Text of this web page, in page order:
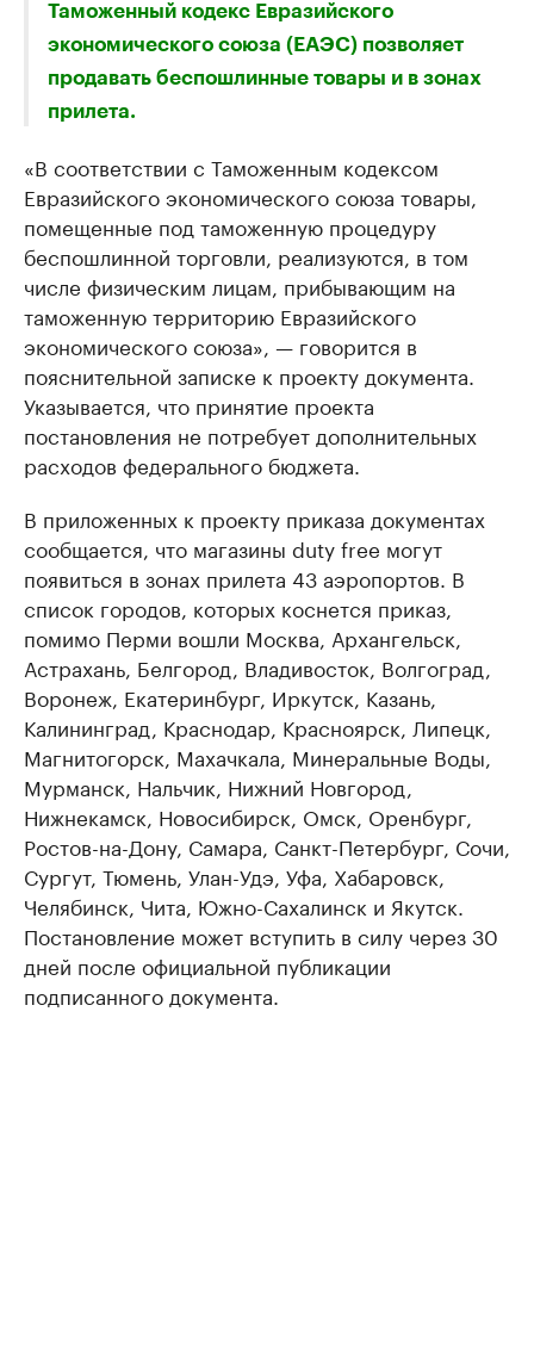
Таможенный кодекс Евразийского
экономического союза (ЕАЭС) позволяет
продавать беспошлинные товары и в зонах
прилета.
«В соответствии с Таможенным кодексом
Евразийского экономического союза товары,
помещенные под таможенную процедуру
беспошлинной торговли, реализуются, в том
числе физическим лицам, прибывающим на
таможенную территорию Евразийского
экономического союза», — говорится в
пояснительной записке к проекту документа.
Указывается, что принятие проекта
постановления не потребует дополнительных
расходов федерального бюджета.
В приложенных к проекту приказа документах
сообщается, что магазины duty free могут
появиться в зонах прилета 43 аэропортов. В
список городов, которых коснется приказ,
помимо Перми вошли Москва, Архангельск,
Астрахань, Белгород, Владивосток, Волгоград,
Воронеж, Екатеринбург, Иркутск, Казань,
Калининград, Краснодар, Красноярск, Липецк,
Магнитогорск, Махачкала, Минеральные Воды,
Мурманск, Нальчик, Нижний Новгород,
Нижнекамск, Новосибирск, Омск, Оренбург,
Ростов-на-Дону, Самара, Санкт-Петербург, Сочи,
Сургут, Тюмень, Улан-Удэ, Уфа, Хабаровск,
Челябинск, Чита, Южно-Сахалинск и Якутск.
Постановление может вступить в силу через 30
дней после официальной публикации
подписанного документа.